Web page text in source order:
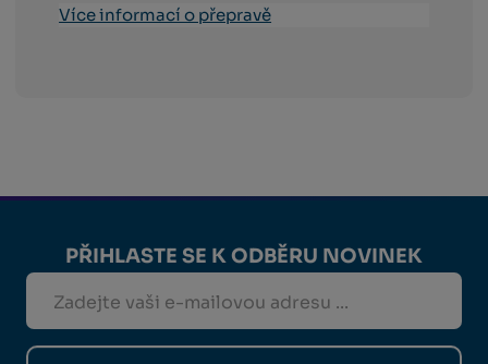
Více informací o přepravě
PŘIHLASTE SE K ODBĚRU NOVINEK